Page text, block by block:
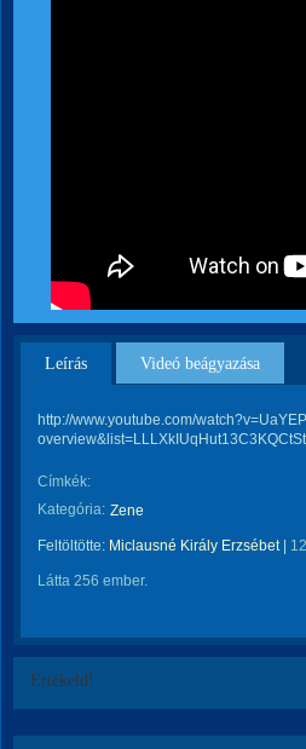
Leírás Videó beágyazása
http://www.youtube.com/
Címkék:
Kategória: Zene
Feltöltötte: Miclausné Király Erzsébet|
Látta 256 ember.
Értékeld!